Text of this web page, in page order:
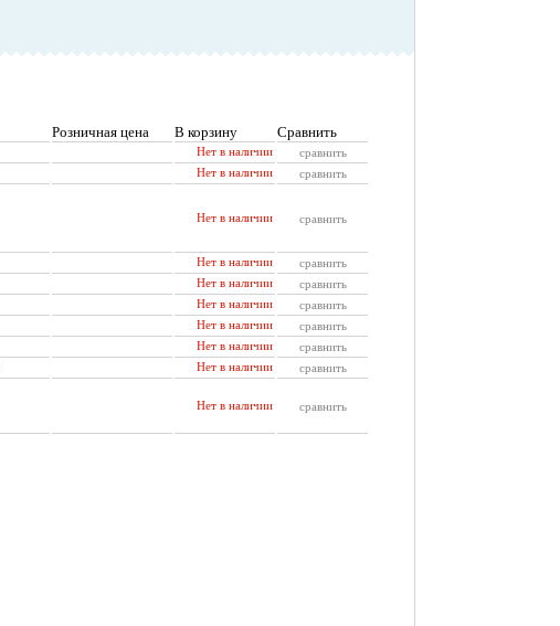
Розничная цена В корзину
Сравнить
Нет в наличии сравнить
Нет в наличии сравнить
Нет в наличии сравнить
Нет в наличии сравнить
Нет в наличии сравнить
Нет в наличии сравнить
Нет в наличии сравнить
Нет в наличии сравнить
Нет в наличии сравнить
Нет в наличии сравнить